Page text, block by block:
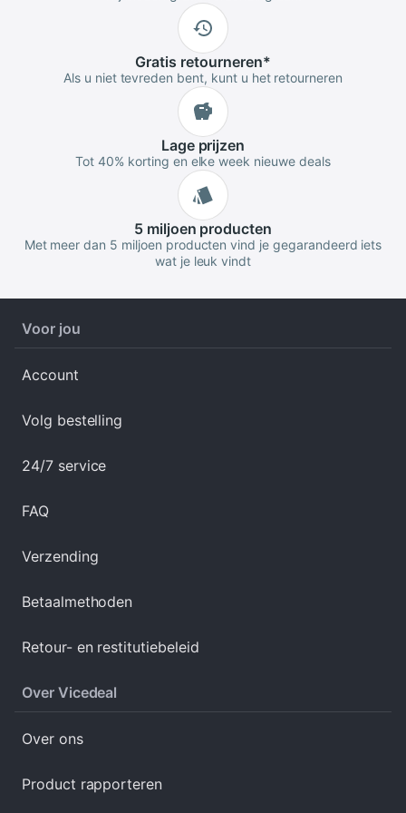
Gratis retourneren*
Als u niet tevreden bent, kunt u het retourneren
Lageprijzen
Tot 40% korting en elke week nieuwe deals
5 miljoen producten
Met meer dan 5 miljoen producten vind je gegarandeerd iets
wat je leuk vindt
Voor jou
Account
Volg bestelling
24/7 service
FAQ
Verzending
Betaalmethoden
Retour- en restitutiebeleid
Over Vicedeal
Over ons
Product rapporteren